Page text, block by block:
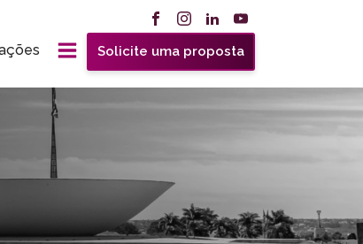
Solicite uma proposta